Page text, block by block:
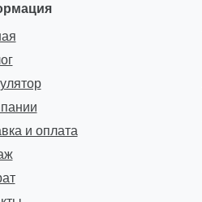
и оплата